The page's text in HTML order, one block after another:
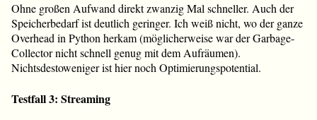
Ohne großen Aufwand direkt zwanzig Mal schneller. Auch der
Speicherbedarf ist deutlich geringer. Ich weiß nicht, wo der ganze
Overhead in Python herkam (möglicherweise war der Garbage-
Collector nicht schnell genug mit dem Aufräumen).
Nichtsdestoweniger ist hier noch Optimierungspotential.
Testfall 3: Streaming